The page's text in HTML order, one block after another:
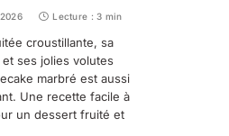
Lecture : 3 min
croustillante, sa
ses jolies volutes
marbré est aussi
Une recette facile à
un dessert fruité et